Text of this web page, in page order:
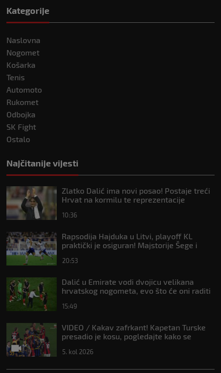
Kategorije
Naslovna
Nogomet
Košarka
Tenis
Automoto
Rukomet
Odbojka
SK Fight
Ostalo
Najčitanije vijesti
Zlatko Dalić ima novi posao! Postaje treći
Hrvat na kormilu te reprezentacije
10:36
Rapsodija Hajduka u Litvi, playoff KL
praktički je osiguran! Majstorije Šege i
20:53
Dalić u Emirate vodi dvojicu velikana
hrvatskog nogometa, evo što će oni raditi
15:49
VIDEO / Kakav zafrkant! Kapetan Turske
presadio je kosu, pogledajte kako se
5. kol 2026